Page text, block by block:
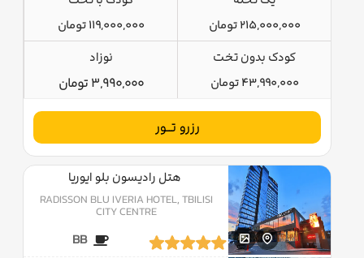
215,000,000 تومان 119,000,000 تومان
کودک بدون تخت
43,990,000 تومان
نوزاد
3,990,000 تومان
رزرو تــور
هتل رادیسون بلو ایوریا
RADISSON BLU IVERIA HOTEL, TBILISI
CITY CENTRE
BB